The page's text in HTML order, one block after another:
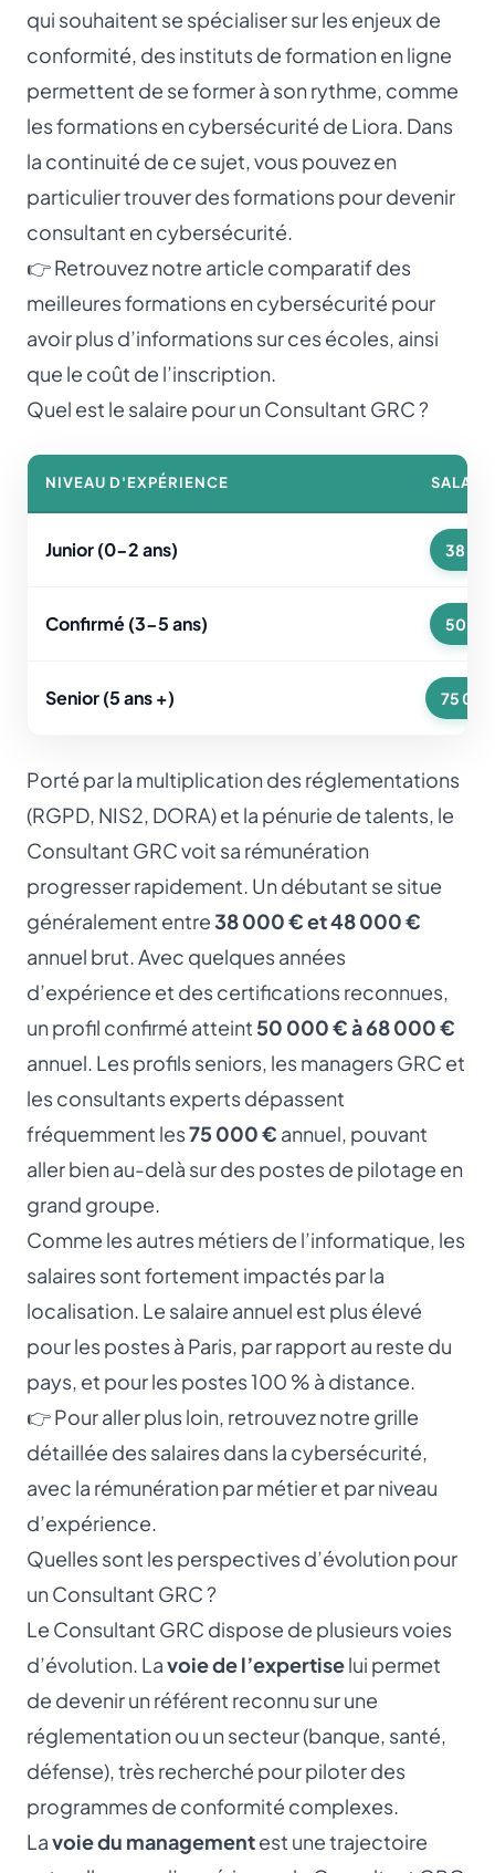
qui souhaitent se spécialiser sur les enjeux de
conformité, des instituts de formation en ligne
permettent de se former à son rythme, comme
lesformations en cybersécurité de Liora. Dans
la continuité de ce sujet, vous pouvez en
particulier trouver desformations pour devenir
consultant en cybersécurité.
👉 Retrouvez notre article comparatif des
meilleures formations en cybersécurité pour
avoir plus d’informations sur ces écoles, ainsi
que le coût de l’inscription.
Quel est le salaire pour un Consultant GRC ?
NIVEAU D'EXPÉRIENCE
Junior (0-2 ans) 38
Confirmé (3-5 ans) 50
Senior (5 ans +) 75
Porté par la multiplication des réglementations
(RGPD, NIS2, DORA) et la pénurie de talents, le
Consultant GRC voit sa rémunération
progresser rapidement. Un débutant se situe
généralement entre38 000 € et 48 000 €
annuel brut. Avec quelques années
d’expérience et des certifications reconnues,
un profil confirmé atteint 50 000 € à 68 000 €
annuel. Les profils seniors, les managers GRC et
les consultants experts dépassent
fréquemment les75 000 € annuel, pouvant
aller bien au-delà sur des postes de pilotage en
grand groupe.
Comme les autres métiers de l’informatique, les
salaires sont fortement impactés par la
localisation. Le salaire annuel est plus élevé
pour les postes à Paris, par rapport au reste du
pays, et pour les postes 100 % à distance.
👉 Pour aller plus loin, retrouvez notre grille
détaillée dessalaires dans la cybersécurité,
avec la rémunération par métier et par niveau
d’expérience.
Quelles sont les perspectives d’évolution pour
un Consultant GRC ?
Le Consultant GRC dispose de plusieurs voies
d’évolution. Lavoie de l’expertiselui permet
de devenir un référent reconnu sur une
réglementation ou un secteur (banque, santé,
défense), très recherché pour piloter des
programmes de conformité complexes.
Lavoie du managementest une trajectoire